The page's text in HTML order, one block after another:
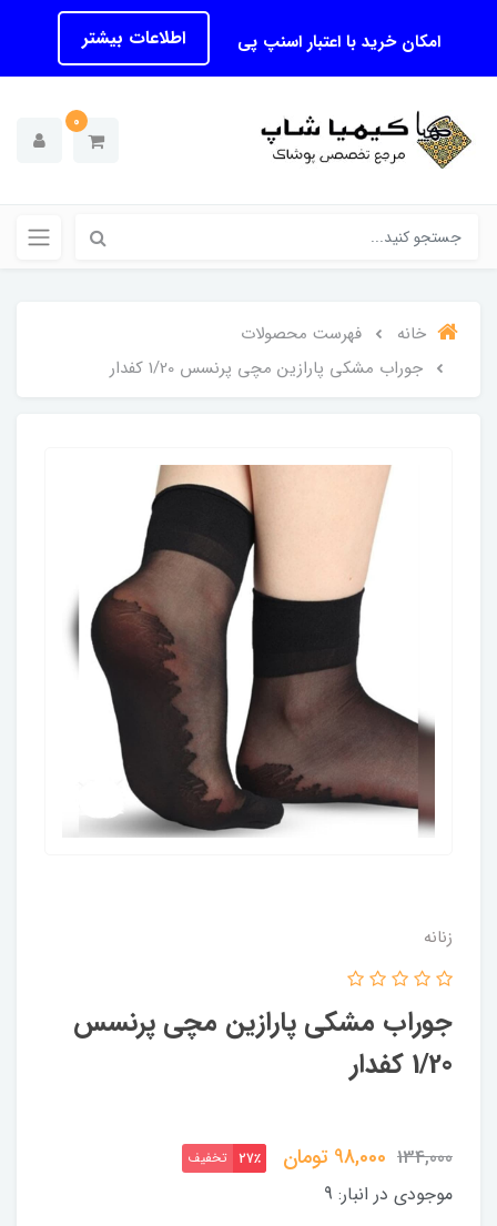
امکان خرید با اعتبار اسنپ پی اطلاعات بیشتر
0
خانه
فهرست محصولات
جوراب مشکی پارازین مچی پرنسس 1/20 کفدار
زنانه
جوراب مشکی پارازین مچی پرنسس
1/20 کفدار
134,000
98,000 تومان 27٪ تخفیف
موجودی در انبار: 9